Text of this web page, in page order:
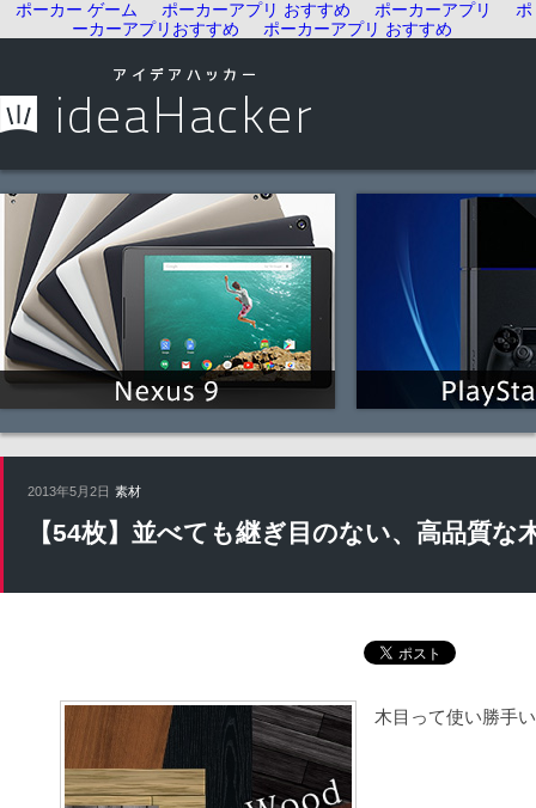
ポーカー ゲーム ポーカーアプリ おすすめ ポーカーアプリ
ポ
ーカーアプリおすすめ
ポーカーアプリ おすすめ
2013年5月2日 素材
【54枚】並べても継ぎ目のない、高品質
木目って使い勝手